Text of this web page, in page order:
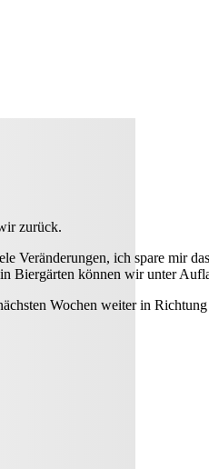
zurück.
Veränderungen, ich spare mir
Biergärten können wir unter
Wochen weiter in